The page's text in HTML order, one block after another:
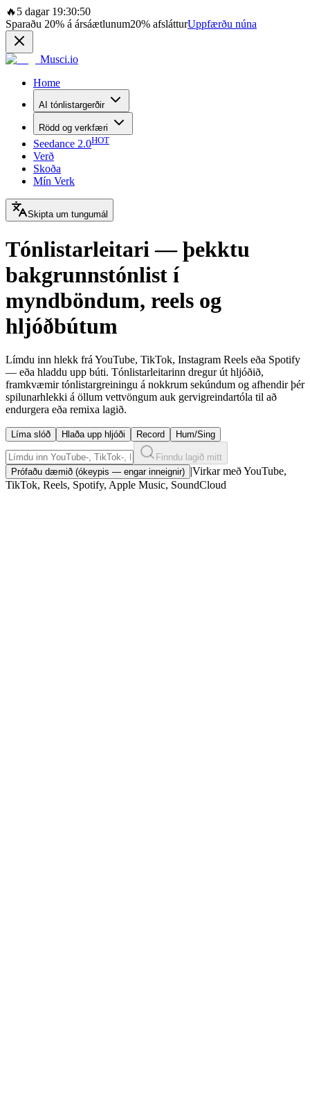
🔥 5 dagar 19:30:50
Sparaðu 20% á ársáætlunum20% afslátturUppfærðu núna
Musci.io
Home
AI tónlistargerðir
Rödd og verkfæri
Seedance 2.0HOT
Verð
Skoða
Mín Verk
Skipta um tungumál
Tónlistarleitari — þekktu
bakgrunnstónlist í
myndböndum, reels og
hljóðbútum
Límdu inn hlekk frá YouTube, TikTok, Instagram Reels eða Spotify
— eða hladdu upp búti. Tónlistarleitarinn dregur út hljóðið,
framkvæmir tónlistargreiningu á nokkrum sekúndum og afhendir þér
spilunarhlekki á öllum vettvöngum auk gervigreindartóla til að
endurgera eða remixa lagið.
Líma slóð Hlaða upp hljóði Record Hum/Sing
Finndu lagið mitt
Prófaðu dæmið (ókeypis — engar inneignir) |Virkar með YouTube,
TikTok, Reels, Spotify, Apple Music, SoundCloud